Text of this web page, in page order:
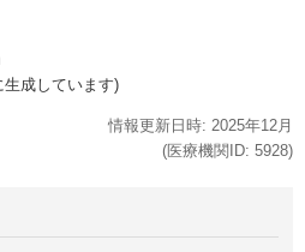
成しています)
情報更新日時: 2025年12月
(医療機関ID: 5928)